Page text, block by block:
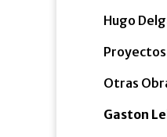
Hugo
Otras
Gaston